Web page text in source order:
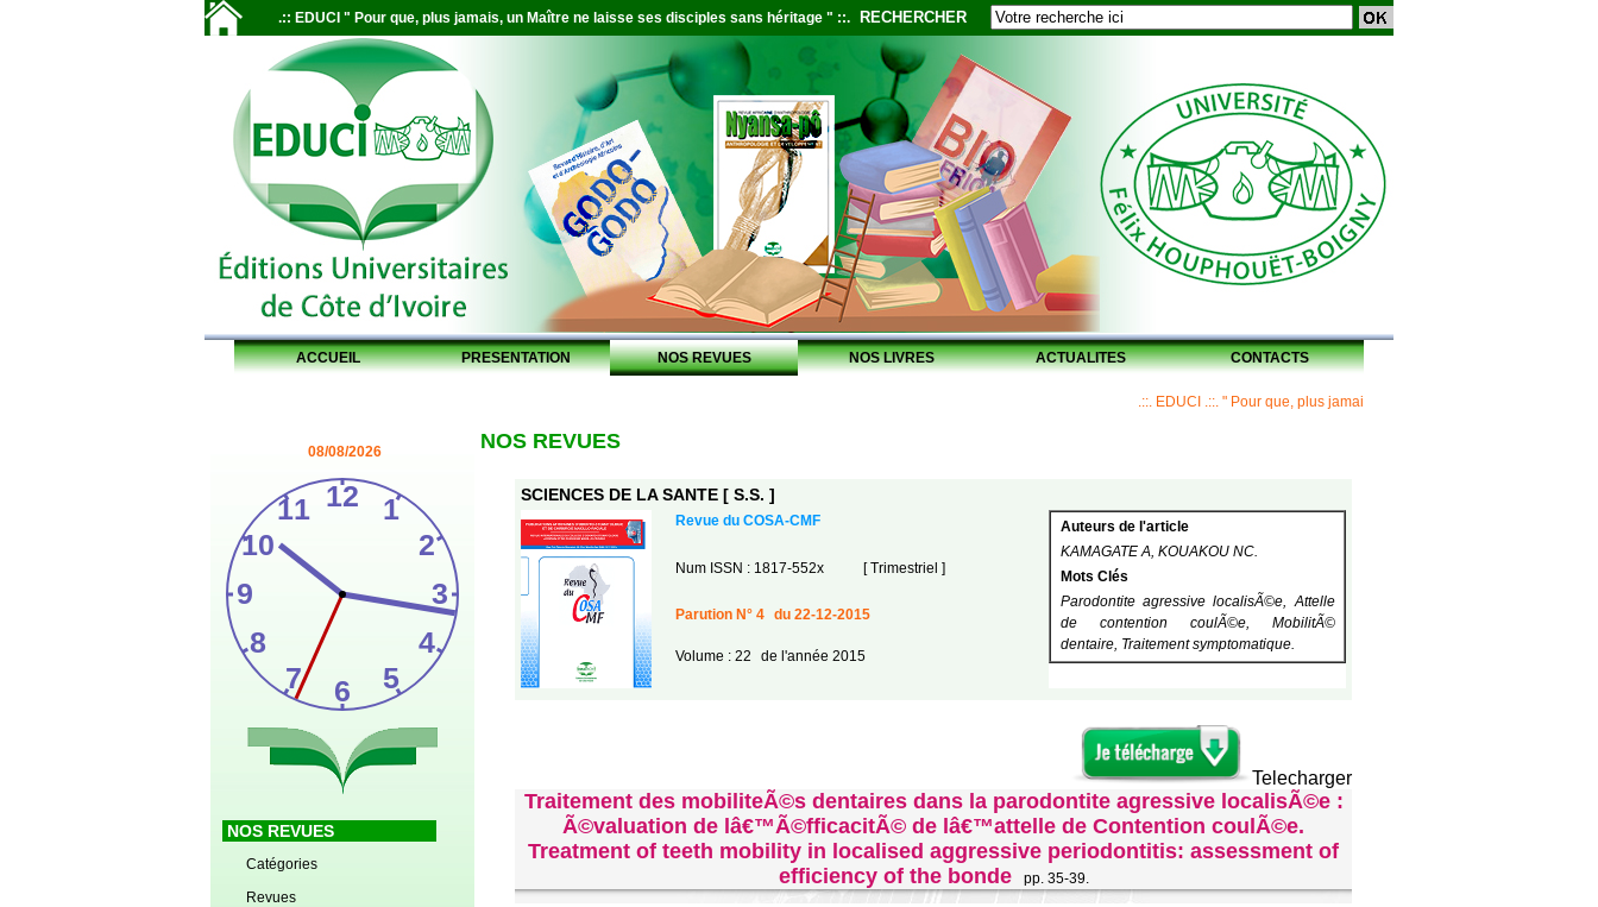
.:: EDUCI " Pour que, plus jamais, un Maître ne laisse ses disciples sans héritage " ::. RECHERCHER
ACCUEIL PRESENTATION NOS REVUES NOS LIVRES ACTUALITES CONTACTS
.::. EDUCI .::. " Pour que, plus jamais, un Maître ne laisse ses disciples sans
08/08/2026
NOS REVUES
Catégories
Revues
NOS REVUES
SCIENCES DE LA SANTE [ S.S. ]
Revue du COSA-CMF
Auteurs de l'article
KAMAGATE A, KOUAKOU NC.
Mots Clés
Parodontite agressive localisÃ©e, Attelle
de contention coulÃ©e, MobilitÃ©
dentaire, Traitement symptomatique.
Num ISSN : 1817-552x [ Trimestriel ]
Parution N° 4 du 22-12-2015
Volume : 22 de l'année 2015
Telecharger
Traitement des mobiliteÃ©s dentaires dans la parodontite agressive localisÃ©e :
Ã©valuation de lâ€™Ã©fficacitÃ© de lâ€™attelle de Contention coulÃ©e.
Treatment of teeth mobility in localised aggressive periodontitis: assessment of
efficiency of the bonde
pp. 35-39.